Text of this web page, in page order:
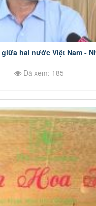
hai nước Việt Nam -
Đã xem: 185